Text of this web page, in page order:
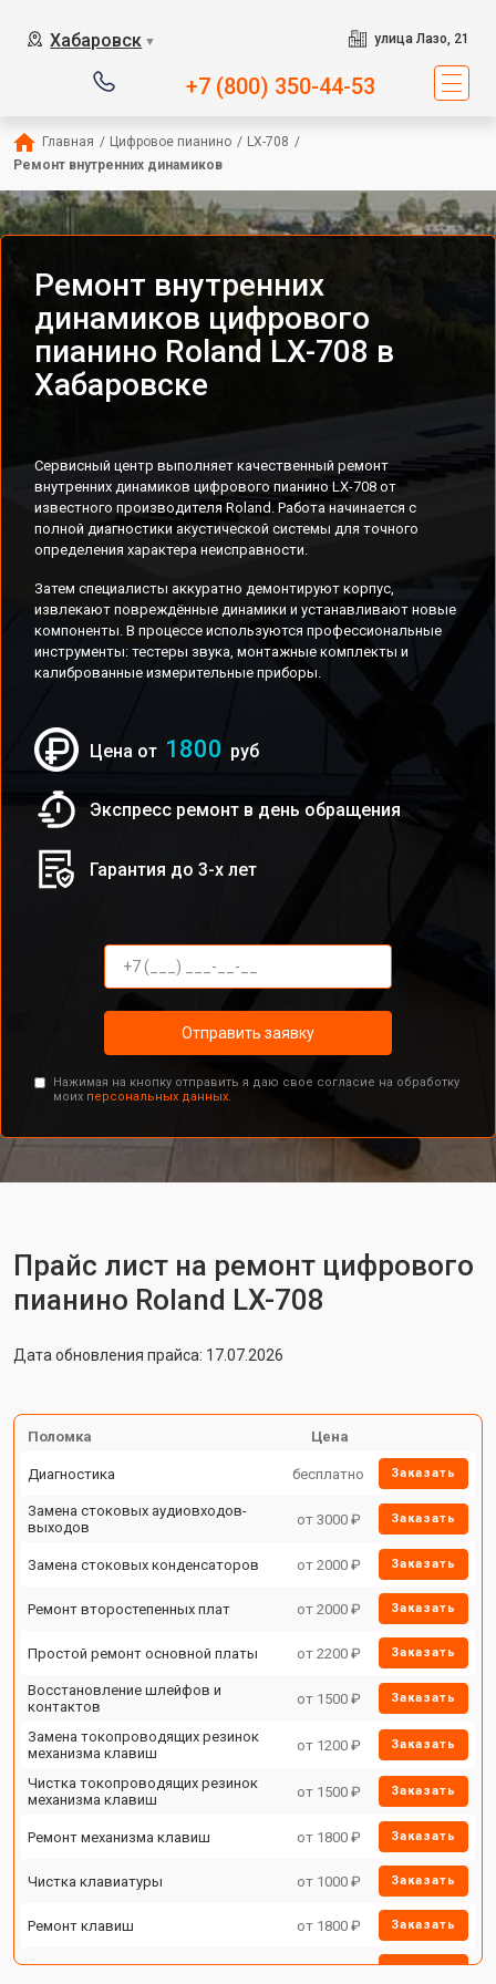
Хабаровск ▼ улица Лазо, 21
+7 (800) 350-44-53
Главная / Цифровое пианино / LX-708 /
Ремонт внутренних динамиков
Ремонт внутренних
динамиков цифрового
пианино Roland LX-708 в
Хабаровске
Сервисный центр выполняет качественный ремонт
внутренних динамиков цифрового пианино LX-708 от
известного производителя Roland. Работа начинается с
полной диагностики акустической системы для точного
определения характера неисправности.
Затем специалисты аккуратно демонтируют корпус,
извлекают повреждённые динамики и устанавливают новые
компоненты. В процессе используются профессиональные
инструменты: тестеры звука, монтажные комплекты и
калиброванные измерительные приборы.
Цена от 1800 руб
Экспресс ремонт в день обращения
Гарантия до 3-х лет
Отправить заявку
Нажимая на кнопку отправить я даю свое согласие на обработку
моих персональных данных.
Прайс лист на ремонт цифрового
пианино Roland LX-708
Дата обновления прайса: 17.07.2026
Поломка Цена
Диагностика бесплатно Заказать
Замена стоковых аудиовходов-
выходов
от 3000 ₽ Заказать
Замена стоковых конденсаторов от 2000 ₽ Заказать
Ремонт второстепенных плат от 2000 ₽ Заказать
Простой ремонт основной платы от 2200 ₽ Заказать
Восстановление шлейфов и
контактов
от 1500 ₽ Заказать
Замена токопроводящих резинок
механизма клавиш
от 1200 ₽ Заказать
Чистка токопроводящих резинок
механизма клавиш
от 1500 ₽ Заказать
Ремонт механизма клавиш от 1800 ₽ Заказать
Чистка клавиатуры от 1000 ₽ Заказать
Ремонт клавиш от 1800 ₽ Заказать
Замена клавиш и уплотнителей от 1200 ₽ Заказать